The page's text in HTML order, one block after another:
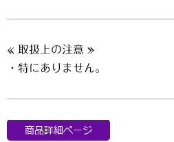
« 取扱上の注意 »
・特にありません。